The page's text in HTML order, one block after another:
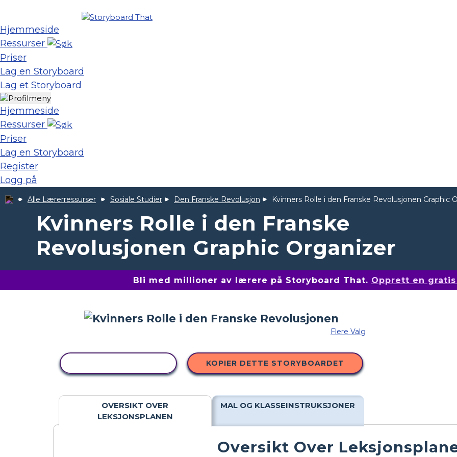
Hjemmeside
Ressurser
Priser
Lag en Storyboard
Lag et Storyboard
Hjemmeside
Ressurser
Priser
Lag en Storyboard
Register
Logg på
Alle Lærerressurser Sosiale Studier Den Franske Revolusjon Kvinners Rolle i den Franske Revolusjonen Graphic
Kvinners Rolle i den Franske
Revolusjonen Graphic Organizer
Bli med millioner av lærere på Storyboard That. Opprett en
Flere Valg
KOPIER DETTE STORYBOARDET
OVERSIKT OVER
LEKSJONSPLANEN
MAL OG KLASSEINSTRUKSJONER
Oversikt Over